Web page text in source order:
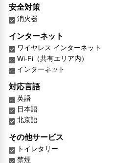
安全対策
消火器
インターネット
ワイヤレス インターネット
Wi-Fi（共有エリア内）
インターネット
対応言語
英語
日本語
北京語
その他サービス
トイレタリー
禁煙